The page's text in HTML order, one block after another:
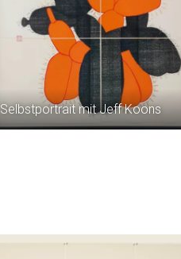
Selbstportrait mit Jeff Koons